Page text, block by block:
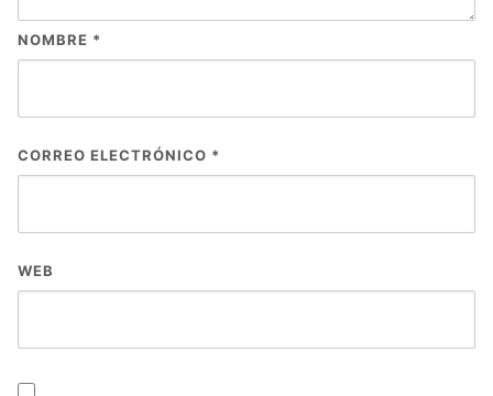
NOMBRE *
CORREO ELECTRÓNICO *
WEB